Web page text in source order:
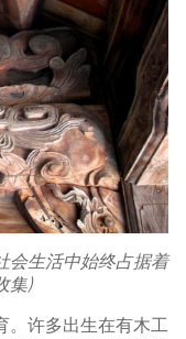
会生活中始终占据着
集)
。许多出生在有木工